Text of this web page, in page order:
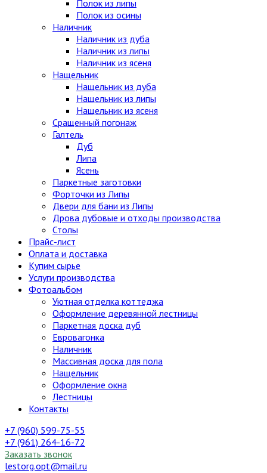
Полок из липы
Полок из осины
Наличник
Наличник из дуба
Наличник из липы
Наличник из ясеня
Нащельник
Нащельник из дуба
Нащельник из липы
Нащельник из ясеня
Сращенный погонаж
Галтель
Дуб
Липа
Ясень
Паркетные заготовки
Форточки из Липы
Двери для бани из Липы
Дрова дубовые и отходы производства
Столы
Прайс-лист
Оплата и доставка
Купим сырье
Услуги производства
Фотоальбом
Уютная отделка коттеджа
Оформление деревянной лестницы
Паркетная доска дуб
Евровагонка
Наличник
Массивная доска для пола
Нащельник
Оформление окна
Лестницы
Контакты
+7 (960) 599-75-55
+7 (961) 264-16-72
Заказать звонок
lestorg.opt@mail.ru